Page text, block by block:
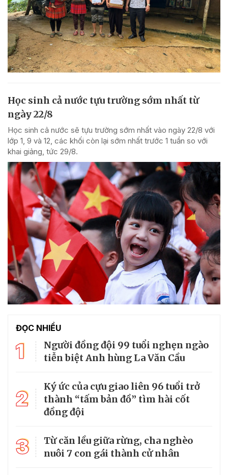
Học sinh cả nước tựu trường sớm nhất từ
ngày 22/8
Học sinh cả nước sẽ tựu trường sớm nhất vào ngày 22/8 với
lớp 1, 9 và 12, các khối còn lại sớm nhất trước 1 tuần so với
khai giảng, tức 29/8.
ĐỌC NHIỀU
1
Người đồng đội 99 tuổi nghẹn ngào
tiễn biệt Anh hùng La Văn Cầu
2
Ký ức của cựu giao liên 96 tuổi trở
thành “tấm bản đồ” tìm hài cốt
đồng đội
3
Từ căn lều giữa rừng, cha nghèo
nuôi 7 con gái thành cử nhân